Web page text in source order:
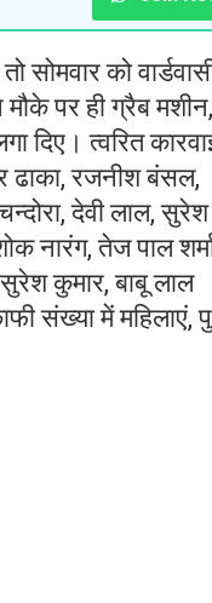
सोमवार को
पर ही ग्रैब मशीन,
त्वरित
ढाका, रजनीश बंसल,
देवी लाल, सुरेश
नारंग, तेज पाल
सुरेश कुमार, बाबू लाल
संख्या में महिलाएं,